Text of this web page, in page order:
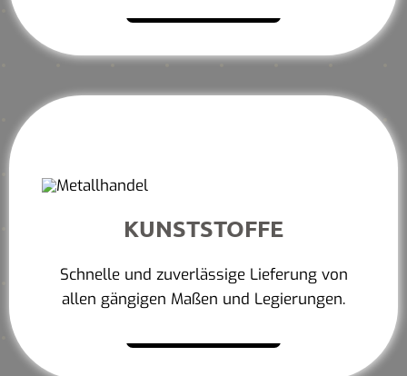
KUNSTSTOFFE
Schnelle und zuverlässige Lieferung von
allen gängigen Maßen und Legierungen.